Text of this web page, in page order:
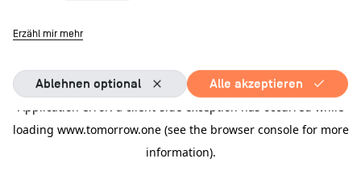
Application error: a client-side exception has occurred while
loading www.tomorrow.one (see the browser console for more
information).
Erzähl mir mehr
Ablehnen optional Alle akzeptieren